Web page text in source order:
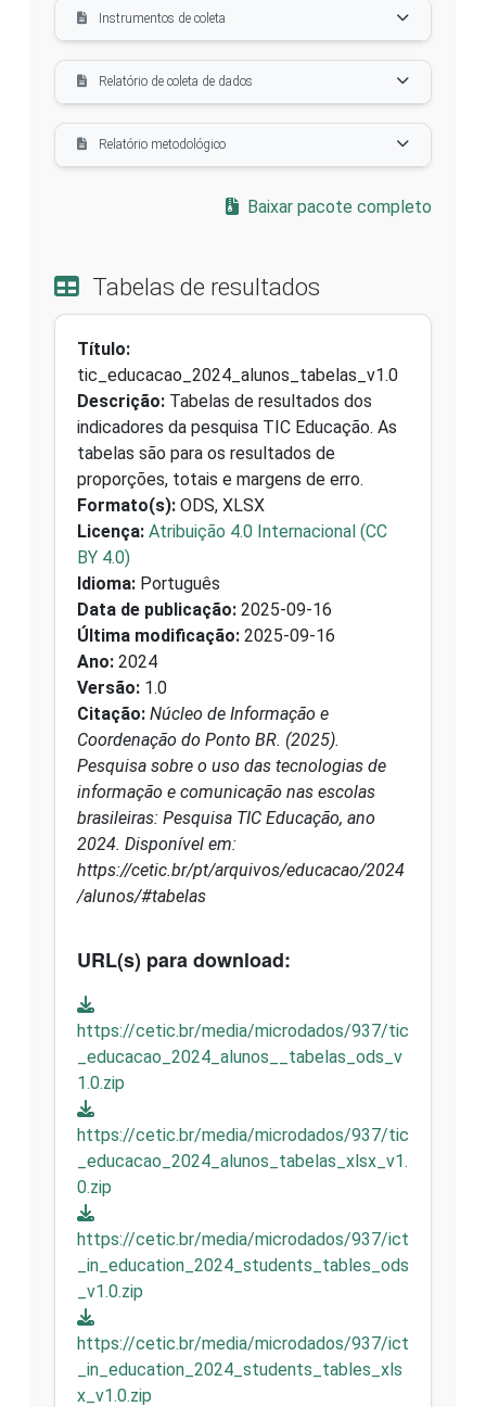
Instrumentos de coleta
Relatório de coleta de dados
Relatório metodológico
Baixar pacote completo
Tabelas de resultados
Título:
tic_educacao_2024_alunos_tabelas_v1.0
Descrição: Tabelas de resultados dos
indicadores da pesquisa TIC Educação. As
tabelas são para os resultados de
proporções, totais e margens de erro.
Formato(s): ODS, XLSX
Licença: Atribuição 4.0 Internacional (CC
BY 4.0)
Idioma: Português
Data de publicação: 2025-09-16
Última modificação: 2025-09-16
Ano: 2024
Versão: 1.0
Citação: Núcleo de Informação e
Coordenação do Ponto BR. (2025).
Pesquisa sobre o uso das tecnologias de
informação e comunicação nas escolas
brasileiras: Pesquisa TIC Educação, ano
2024. Disponível em:
https://cetic.br/pt/arquivos/educacao/2024
/alunos/#tabelas
URL(s) para download:
https://cetic.br/media/microdados/937/tic
_educacao_2024_alunos__tabelas_ods_v
1.0.zip
https://cetic.br/media/microdados/937/tic
_educacao_2024_alunos_tabelas_xlsx_v1.
0.zip
https://cetic.br/media/microdados/937/ict
_in_education_2024_students_tables_ods
_v1.0.zip
https://cetic.br/media/microdados/937/ict
_in_education_2024_students_tables_xls
x_v1.0.zip